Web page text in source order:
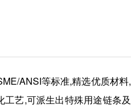
ANSI等标准,精选优质材料,
艺,可派生出特殊用途链条及